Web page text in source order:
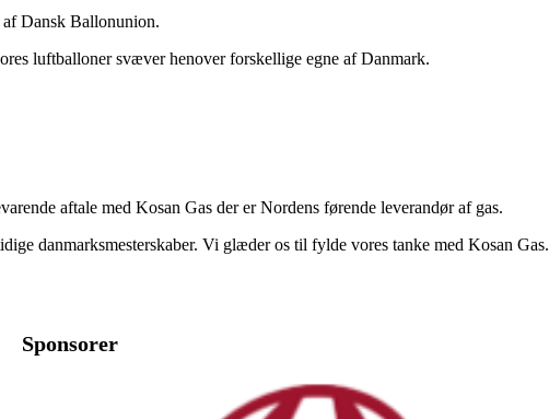
Dansk Ballonunion.
luftballoner svæver henover forskellige egne af Danmark.
aftale med Kosan Gas der er Nordens førende leverandør af gas.
danmarksmesterskaber. Vi glæder os til fylde vores tanke med Kosan Gas.
Sponsorer